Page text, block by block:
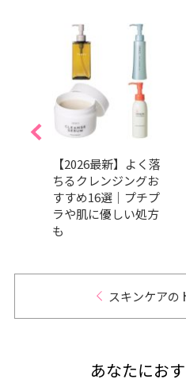
【2026最新】よく落
ちるクレンジングお
すすめ16選｜プチプ
ラや肌に優しい処方
も
スキンケアの
あなたにお